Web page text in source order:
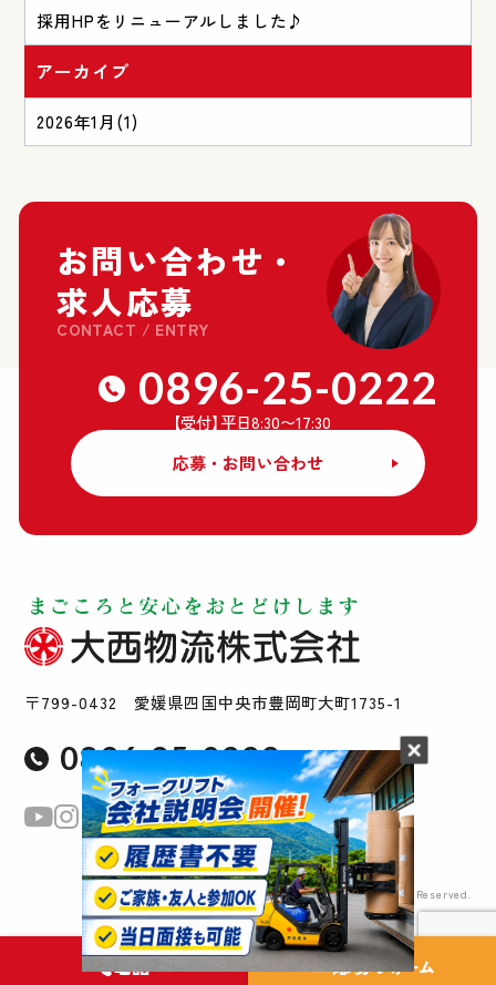
電話 応募フォーム
採用HPをリニューアルしました♪
アーカイブ
2026年1月 (1)
お問い合わせ・
求人応募
CONTACT / ENTRY
0896-25-0222
【受付】平日8:30〜17:30
応募・お問い合わせ
〒799-0432 愛媛県四国中央市豊岡町大町1735-1
0896-25-0222
Copyright © Ohnishi Butsuryu Co., Ltd All Rights Reserved.